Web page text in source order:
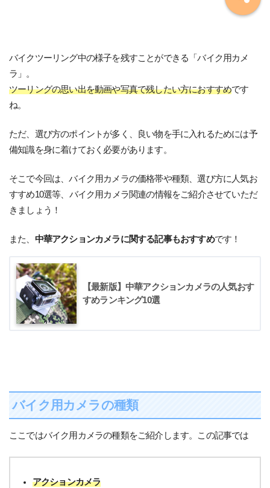
バイクツーリング中の様子を残すことができる「バイク用カメ
ラ」。
ツーリングの思い出を動画や写真で残したい方におすすめです
ね。
ただ、選び方のポイントが多く、良い物を手に入れるためには予
備知識を身に着けておく必要があります。
そこで今回は、バイク用カメラの価格帯や種類、選び方に人気お
すすめ10選等、バイク用カメラ関連の情報をご紹介させていただ
きましょう！
また、 中華アクションカメラに関する記事もおすすめです！
【最新版】中華アクションカメラの人気おす
すめランキング10選
バイク用カメラの種類
ここではバイク用カメラの種類をご紹介します。この記事では
アクションカメラ